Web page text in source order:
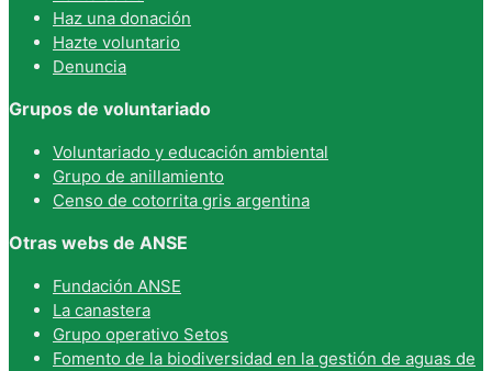
Haz una donación
Hazte voluntario
Denuncia
Grupos de voluntariado
Voluntariado y educación ambiental
Grupo de anillamiento
Censo de cotorrita gris argentina
Otras webs de ANSE
Fundación ANSE
La canastera
Grupo operativo Setos
Fomento de la biodiversidad en la gestión de aguas de